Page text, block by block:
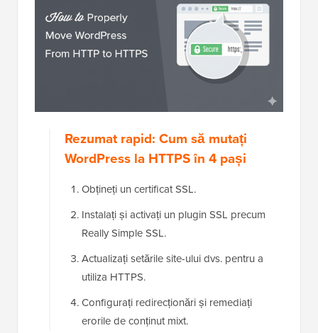
Rezumat rapid: Cum să mutați
WordPress la HTTPS în 4 pași
Obțineți un certificat SSL.
Instalați și activați un plugin SSL precum
Really Simple SSL.
Actualizați setările site-ului dvs. pentru a
utiliza HTTPS.
Configurați redirecționări și remediați
erorile de conținut mixt.